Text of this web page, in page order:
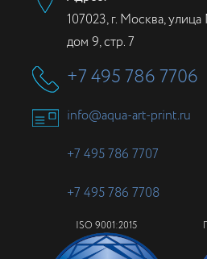
107023, г. Москва,
дом 9, стр. 7
+7 495 786 7706
info@aqua-art-print.ru
+7 495 786 7707
+7 495 786 7708
ISO 9001:2015